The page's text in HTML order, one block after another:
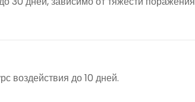
воздействия до 10 дней.